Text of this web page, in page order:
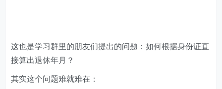
这也是学习群里的朋友们提出的问题：如何根据身份证直
接算出退休年月？
其实这个问题难就难在：